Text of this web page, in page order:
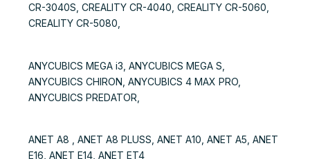
CR-3040S, CREALITY CR-4040, CREALITY CR-5060,
CREALITY CR-5080,
ANYCUBICS MEGA i3, ANYCUBICS MEGA S,
ANYCUBICS CHIRON, ANYCUBICS 4 MAX PRO,
ANYCUBICS PREDATOR,
ANET A8 , ANET A8 PLUSS, ANET A10, ANET A5, ANET
E16, ANET E14, ANET ET4